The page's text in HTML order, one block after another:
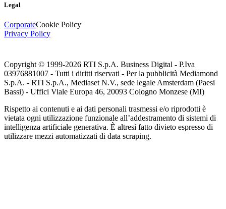
Legal
CorporateCookie Policy
Privacy Policy
Copyright © 1999-2026 RTI S.p.A. Business Digital - P.Iva
03976881007 - Tutti i diritti riservati - Per la pubblicità Mediamond
S.p.A. - RTI S.p.A., Mediaset N.V., sede legale Amsterdam (Paesi
Bassi) - Uffici Viale Europa 46, 20093 Cologno Monzese (MI)
Rispetto ai contenuti e ai dati personali trasmessi e/o riprodotti è
vietata ogni utilizzazione funzionale all’addestramento di sistemi di
intelligenza artificiale generativa. È altresì fatto divieto espresso di
utilizzare mezzi automatizzati di data scraping.